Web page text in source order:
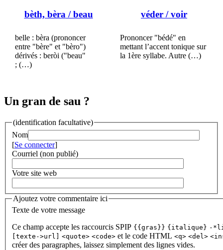
bèth, bèra / beau
belle : bèra (prononcer
entre "bère" et "bèro")
dérivés : beròi ("beau"
; (…)
véder / voir
Prononcer "bédé" en
mettant l’accent tonique sur
la 1ère syllabe. Autre (…)
Un gran de sau ?
(identification facultative)
Nom
[Se connecter]
Courriel (non publié)
Votre site web
Ajoutez votre commentaire ici
Texte de votre message
Ce champ accepte les raccourcis SPIP {{gras}} {italique} -
[texte->url]
<quote> <code> et le code HTML <q> <del>
créer des paragraphes, laissez simplement des lignes vides.